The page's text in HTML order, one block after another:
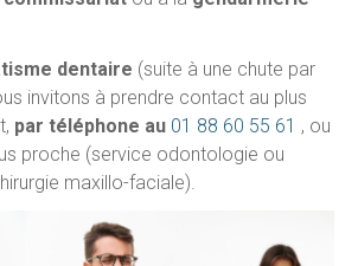
dentaire (suite à une chute par
invitons à prendre contact au plus
par téléphone au 01 88 60 55 61 , ou
proche (service odontologie ou
maxillo-faciale).